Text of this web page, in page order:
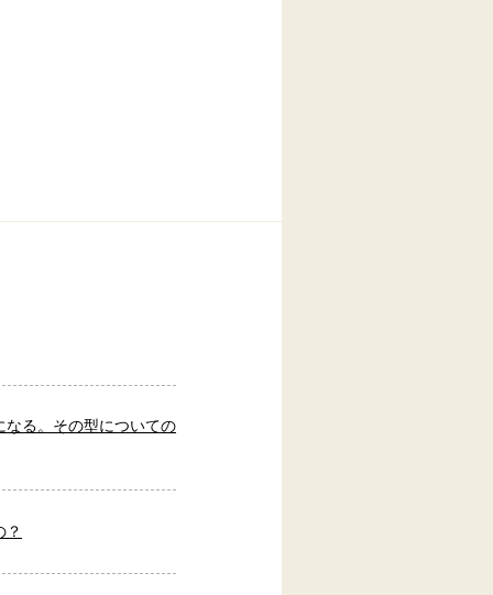
なる。その型についての
？